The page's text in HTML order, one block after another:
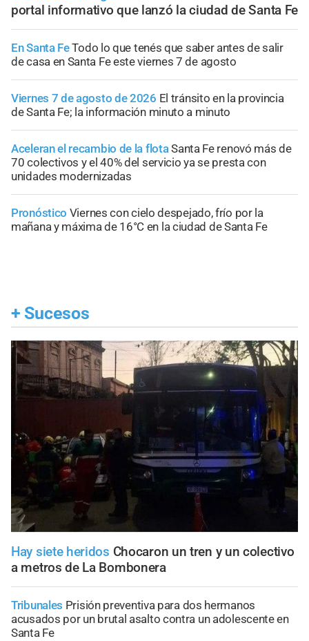
portal informativo que lanzó la ciudad de Santa Fe
En Santa FeTodo lo que tenés que saber antes de salir
de casa en Santa Fe este viernes 7 de agosto
Viernes 7 de agosto de 2026 El tránsito en la provincia
de Santa Fe; la información minuto a minuto
Aceleran el recambio de la flotaSanta Fe renovó más de
70 colectivos y el 40% del servicio ya se presta con
unidades modernizadas
Pronóstico Viernes con cielo despejado, frío por la
mañana y máxima de 16°C en la ciudad de Santa Fe
+ Sucesos
Hay siete heridos Chocaron un tren y un colectivo
a metros de La Bombonera
Tribunales Prisión preventiva para dos hermanos
acusados por un brutal asalto contra un adolescente en
Santa Fe